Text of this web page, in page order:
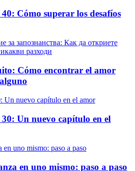
40: Cómo superar los desafíos
Cómo encontrar el amor
30: Un nuevo capítulo en el
en uno mismo: paso a paso